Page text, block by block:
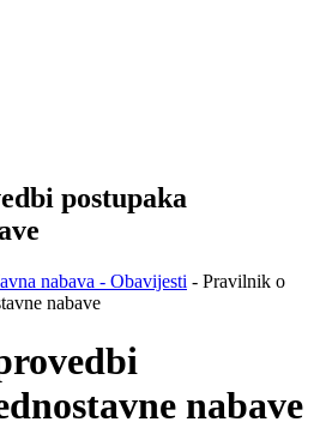
postupaka
nabava - Obavijesti - Pravilnik o
nabave
nabave